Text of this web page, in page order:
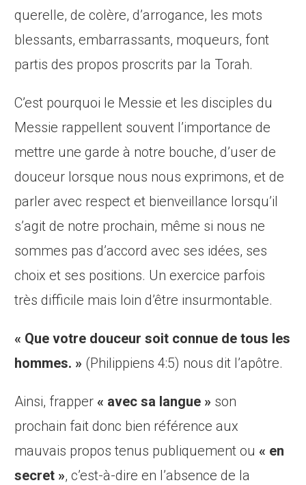
querelle, de colère, d’arrogance, les mots
blessants, embarrassants, moqueurs, font
partis des propos proscrits par la Torah.
C’est pourquoi le Messie et les disciples du
Messie rappellent souvent l’importance de
mettre une garde à notre bouche, d’user de
douceur lorsque nous nous exprimons, et de
parler avec respect et bienveillance lorsqu’il
s’agit de notre prochain, même si nous ne
sommes pas d’accord avec ses idées, ses
choix et ses positions. Un exercice parfois
très difficile mais loin d’être insurmontable.
« Que votre douceur soit connue de tous les
hommes. » (Philippiens 4:5) nous dit l’apôtre.
Ainsi, frapper« avec sa langue » son
prochain fait donc bien référence aux
mauvais propos tenus publiquement ou« en
secret », c’est-à-dire en l’absence de la